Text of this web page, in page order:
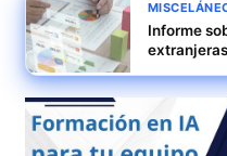
Informe